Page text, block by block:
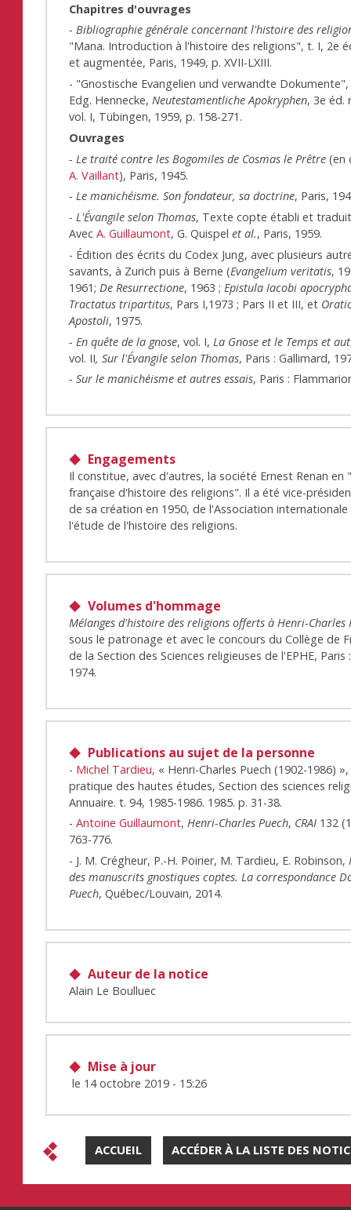
Chapitres d'ouvrages
- Bibliographie générale concernant l'histoire des
"Mana. Introduction à l'histoire des religions", t. I, 2e
et augmentée, Paris, 1949, p. XVII-LXIII.
- "Gnostische Evangelien und verwandte
Edg. Hennecke,Neutestamentliche Apokryphen, 3e éd.
vol. I, Tübingen, 1959, p. 158-271.
Ouvrages
- Le traité contre les Bogomiles de Cosmas le Prêtre (en
A. Vaillant), Paris, 1945.
- Le manichéisme. Son fondateur, sa doctrine, Paris,
- L'Évangile selon Thomas, Texte copte établi et
AvecA. Guillaumont, G. Quispelet al., Paris, 1959.
- Édition des écrits du Codex Jung, avec plusieurs
savants, à Zurich puis à Berne (Evangelium veritatis,
1961;De Resurrectione, 1963 ;Epistula Iacobi
Tractatus tripartitus, Pars I,1973 ; Pars II et III, et
Apostoli, 1975.
- En quête de la gnose, vol. I, La Gnose et le Temps et
vol. II, Sur l'Évangile selon Thomas, Paris : Gallimard,
- Sur le manichéisme et autres essais, Paris :
Engagements
Il constitue, avec d'autres, la société Ernest Renan en
française d'histoire des religions". Il a été vice-
de sa création en 1950, de l'Association
l'étude de l'histoire des religions.
Volumes d'hommage
Mélanges d'histoire des religions offerts à Henri-Charles
sous le patronage et avec le concours du Collège de
de la Section des Sciences religieuses de l'EPHE, Paris
1974.
Publications au sujet de la personne
- Michel Tardieu, « Henri-Charles Puech (1902-1986)
pratique des hautes études, Section des sciences
Annuaire. t. 94, 1985-1986. 1985. p. 31-38.
-Antoine Guillaumont,Henri-Charles Puech, CRAI 132
763-776.
- J. M. Crégheur, P.-H. Poirier, M. Tardieu, E. Robinson,
des manuscrits gnostiques coptes. La correspondance
Puech, Québec/Louvain, 2014.
Auteur de la notice
Alain Le Boulluec
Mise à jour
le 14 octobre 2019 - 15:26
ACCUEIL ACCÉDER À LA LISTE DES